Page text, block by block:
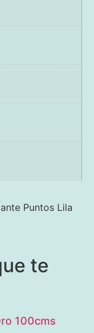
Puntos Lila
te
100cms